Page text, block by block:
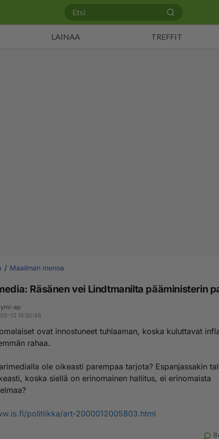
LAINAA TREFFIT
Maailman menoa
Räsänen vei Lindtmanilta pääministerin
ap
13 19:30:46
ovat innostuneet tuhlaaman, koska kuluttavat
rahaa.
ole oikeasti parempaa tarjota? Espanjassakin
koska siellä on erinomainen hallitus, ei erinomaista
politiikka/art-2000012005803.html